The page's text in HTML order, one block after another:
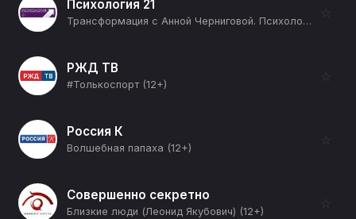
Психология 21
Трансформация с Анной Черниговой. Психология (2-я серия) (12+)
☆
РЖД ТВ
#Толькоспорт (12+)
☆
Россия К
Волшебная папаха (12+)
☆
Совершенно секретно
Близкие люди (Леонид Якубович) (12+)
☆